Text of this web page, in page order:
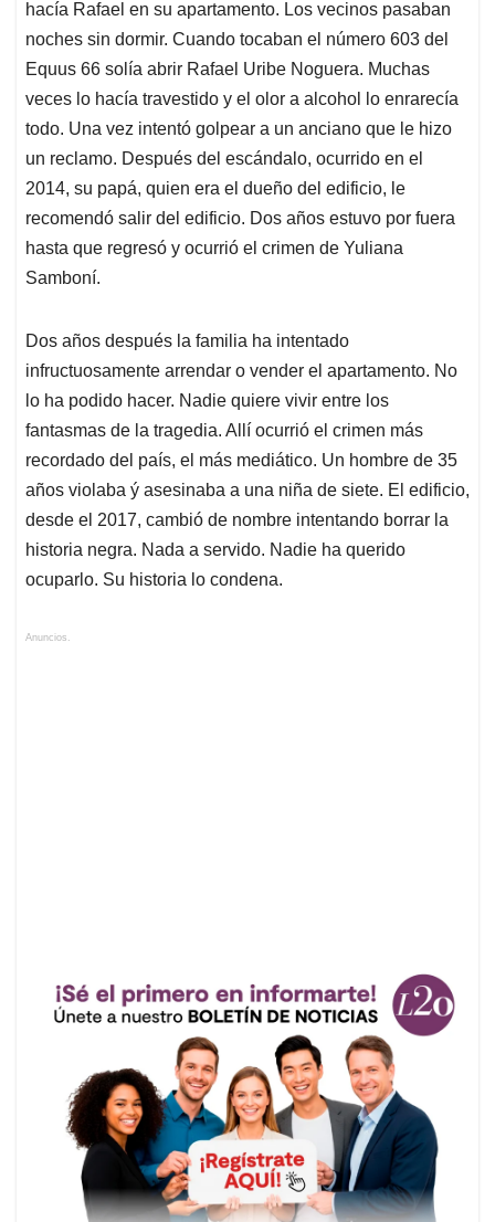
A
p
p
o
o
k
d
I
n
d
s
hacía Rafael en su apartamento. Los vecinos pasaban
noches sin dormir. Cuando tocaban el número 603 del
Equus 66 solía abrir Rafael Uribe Noguera. Muchas
veces lo hacía travestido y el olor a alcohol lo enrarecía
todo. Una vez intentó golpear a un anciano que le hizo
un reclamo. Después del escándalo, ocurrido en el
2014, su papá, quien era el dueño del edificio, le
recomendó salir del edificio. Dos años estuvo por fuera
hasta que regresó y ocurrió el crimen de Yuliana
Samboní.
Dos años después la familia ha intentado
infructuosamente arrendar o vender el apartamento. No
lo ha podido hacer. Nadie quiere vivir entre los
fantasmas de la tragedia. Allí ocurrió el crimen más
recordado del país, el más mediático. Un hombre de 35
años violaba ý asesinaba a una niña de siete. El edificio,
desde el 2017, cambió de nombre intentando borrar la
historia negra. Nada a servido. Nadie ha querido
ocuparlo. Su historia lo condena.
Anuncios.